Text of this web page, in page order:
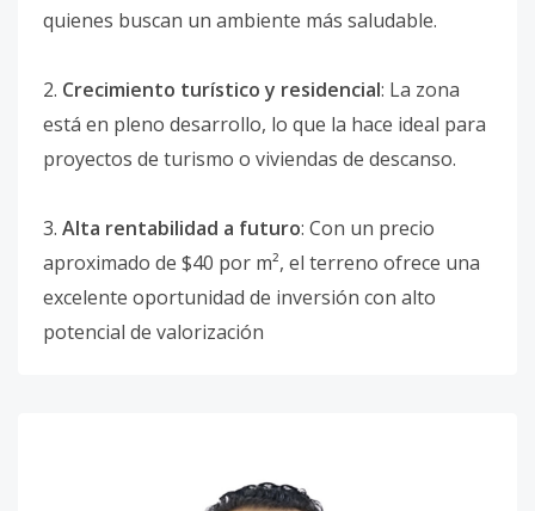
quienes buscan un ambiente más saludable.
2. Crecimiento turístico y residencial: La zona
está en pleno desarrollo, lo que la hace ideal para
proyectos de turismo o viviendas de descanso.
3. Alta rentabilidad a futuro: Con un precio
aproximado de $40 por m², el terreno ofrece una
excelente oportunidad de inversión con alto
potencial de valorización